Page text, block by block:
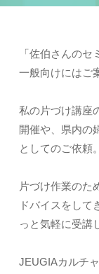
「佐伯さんの
一般向けにはご
私の片づけ講座
開催や、県内の
としてのご依頼
片づけ作業のた
ドバイスをして
っと気軽に受講
JEUGIAカルチ